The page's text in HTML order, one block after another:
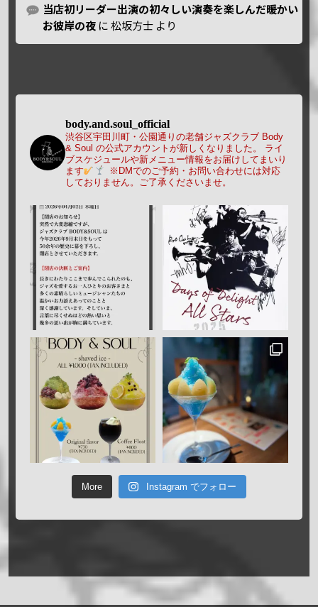
当店初リーダー出演の初々しい演奏を楽しんだ暖かい
お彼岸の夜 に松坂方士 より
body.and.soul_official
渋谷区宇田川町・公園通りの老舗ジャズクラブ Body
& Soul の公式アカウントが新しくなりました。
ライ
ブスケジュールや新メニュー情報をお届けしてまいり
ます
※DMでのご予約・お問い合わせには対応
しておりません。ご了承くださいませ。
More Instagram でフォロー